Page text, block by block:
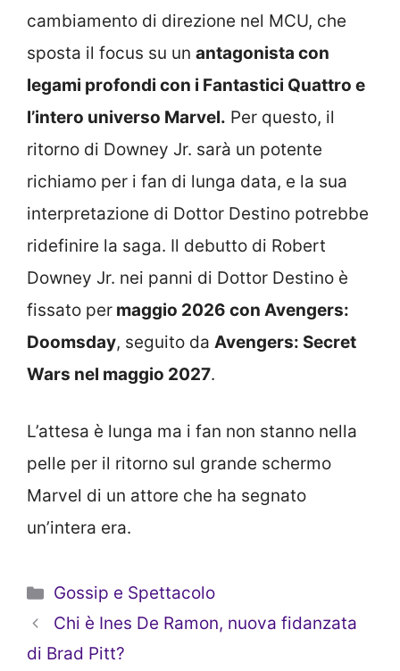
cambiamento di direzione nel MCU, che
sposta il focus su un antagonista con
legami profondi con i Fantastici Quattro e
l’intero universo Marvel. Per questo, il
ritorno di Downey Jr. sarà un potente
richiamo per i fan di lunga data, e la sua
interpretazione di Dottor Destino potrebbe
ridefinire la saga. Il debutto di Robert
Downey Jr. nei panni di Dottor Destino è
fissato per maggio 2026 con Avengers:
Doomsday, seguito da Avengers: Secret
Wars nel maggio 2027.
L’attesa è lunga ma i fan non stanno nella
pelle per il ritorno sul grande schermo
Marvel di un attore che ha segnato
un’intera era.
Categorie
Gossip e Spettacolo
Chi è Ines De Ramon, nuova fidanzata
di Brad Pitt?